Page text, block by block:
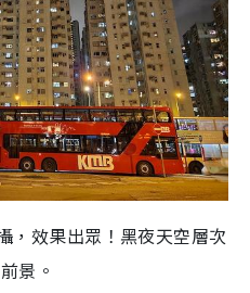
，效果出眾！黑夜天空層次
景。